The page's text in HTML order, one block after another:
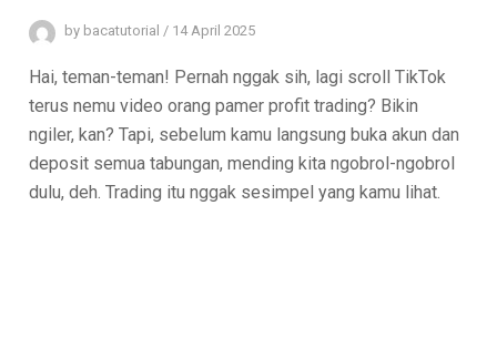
by bacatutorial / 14 April 2025
Hai, teman-teman! Pernah nggak sih, lagi scroll TikTok
terus nemu video orang pamer profit trading? Bikin
ngiler, kan? Tapi, sebelum kamu langsung buka akun dan
deposit semua tabungan, mending kita ngobrol-ngobrol
dulu, deh. Trading itu nggak sesimpel yang kamu lihat.